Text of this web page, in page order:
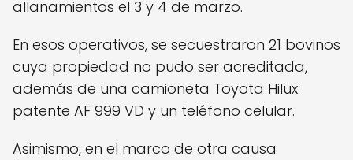
allanamientos el 3 y 4 de marzo.
En esos operativos, se secuestraron 21 bovinos
cuya propiedad no pudo ser acreditada,
además de una camioneta Toyota Hilux
patente AF 999 VD y un teléfono celular.
Asimismo, en el marco de otra causa